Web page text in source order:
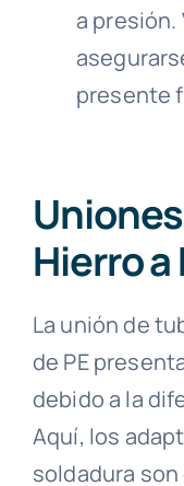
a presión.
presente
Hierro a
La unión de
de PE
debido a la
Aquí, los
soldadura